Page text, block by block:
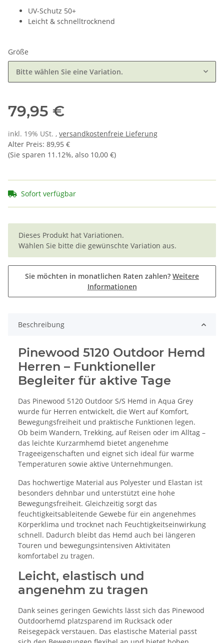
UV-Schutz 50+
Leicht & schnelltrocknend
Größe
Bitte wählen Sie eine Variation.
79,95 €
inkl. 19% USt. , versandkostenfreie Lieferung
Alter Preis: 89,95 €
(Sie sparen 11.12%, also 10,00 €)
Sofort verfügbar
x
Dieses Produkt hat Variationen.
Wählen Sie bitte die gewünschte Variation aus.
Sie möchten in monatlichen Raten zahlen? Weitere
Informationen
Beschreibung
Pinewood 5120 Outdoor Hemd
Herren – Funktioneller
Begleiter für aktive Tage
Das Pinewood 5120 Outdoor S/S Hemd in Aqua Grey
wurde für Herren entwickelt, die Wert auf Komfort,
Bewegungsfreiheit und praktische Funktionen legen.
Ob beim Wandern, Trekking, auf Reisen oder im Alltag –
das leichte Kurzarmhemd bietet angenehme
Trageeigenschaften und eignet sich ideal für warme
Temperaturen sowie aktive Unternehmungen.
Das hochwertige Material aus Polyester und Elastan ist
besonders dehnbar und unterstützt eine hohe
Bewegungsfreiheit. Gleichzeitig sorgt das
feuchtigkeitsableitende Gewebe für ein angenehmes
Körperklima und trocknet nach Feuchtigkeitseinwirkung
schnell. Dadurch bleibt das Hemd auch bei längeren
Touren und bewegungsintensiven Aktivitäten
komfortabel zu tragen.
Leicht, elastisch und
angenehm zu tragen
Dank seines geringen Gewichts lässt sich das Pinewood
Outdoorhemd platzsparend im Rucksack oder
Reisegepäck verstauen. Das elastische Material passt